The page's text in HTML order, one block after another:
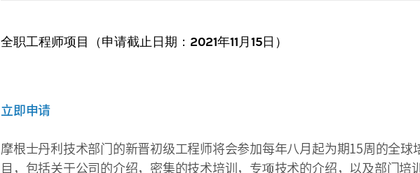
全职工程师项目（申请截止日期：2021年11月15日）
立即申请
摩根士丹利技术部门的新晋初级工程师将会参加每年八月起为期15周的全球
目，包括关于公司的介绍，密集的技术培训，专项技术的介绍，以及部门培